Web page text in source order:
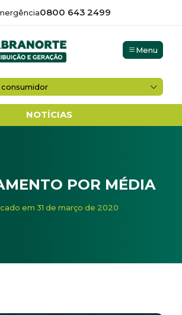
0800 643 2499
Menu
consumidor
NOTÍCIAS
POR MÉDIA
FATURAMENTO POR MÉDIA
em 31 de março de 2020